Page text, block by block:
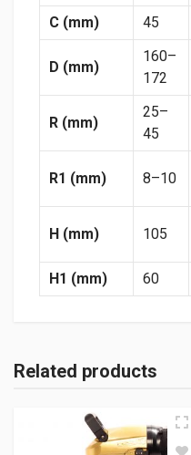
C (mm)
45
D (mm)
160–
172
R (mm)
25–
45
R1 (mm) 8–10
H (mm) 105
H1 (mm)
60
Related products